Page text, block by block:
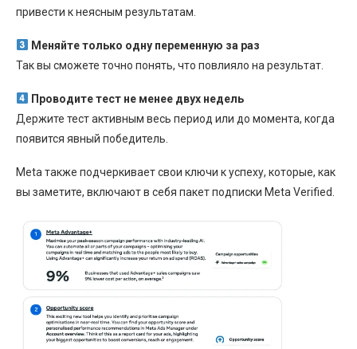
привести к неясным результатам.
Меняйте только одну переменную за раз
Так вы сможете точно понять, что повлияло на результат.
Проводите тест не менее двух недель
Держите тест активным весь период или до момента, когда
появится явный победитель.
Meta также подчеркивает свои ключи к успеху, которые, как
вы заметите, включают в себя пакет подписки Meta Verified.